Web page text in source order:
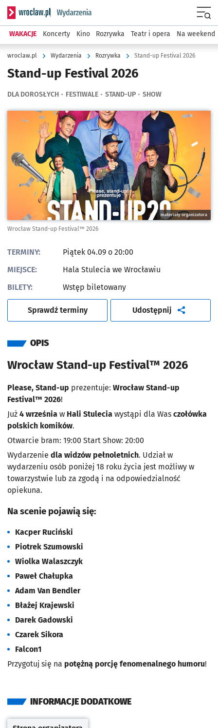
Serwis informacyjny wroclaw.pl podserwis: Wydarzenia
WAKACJE Koncerty Kino Rozrywka Teatr i opera Na weekend
wroclaw.pl Wydarzenia Rozrywka Stand-up Festival 2026
Stand-up Festival 2026
DLA DOROSŁYCH FESTIWALE STAND-UP SHOW
Kliknij, aby powiększyć
materiały organizatora
Wrocław Stand-up Festival™ 2026
TERMINY:
Piątek 04.09 o 20:00
MIEJSCE:
Hala Stulecia we Wrocławiu
BILETY:
Wstęp biletowany
Sprawdź terminy Udostępnij artykuł
OPIS
Wrocław Stand-up Festival™ 2026
Please, Stand-up prezentuje: Wrocław Stand-up
Festival™ 2026!
Już 4 września w Hali Stulecia wystąpi dla Was czołówka
polskich komików.
Otwarcie bram: 19:00 Start Show: 20:00
Wydarzenie dla widzów pełnoletnich. Udział w
wydarzeniu osób poniżej 18 roku życia jest możliwy w
towarzystwie lub za zgodą i na odpowiedzialność
opiekuna.
Na scenie pojawią się:
Kacper Ruciński
Piotrek Szumowski
Wiolka Walaszczyk
Paweł Chałupka
Adam Van Bendler
Błażej Krajewski
Darek Gadowski
Czarek Sikora
Falcon1
Przygotuj się na potężną porcję fenomenalnego humoru!
INFORMACJE DODATKOWE